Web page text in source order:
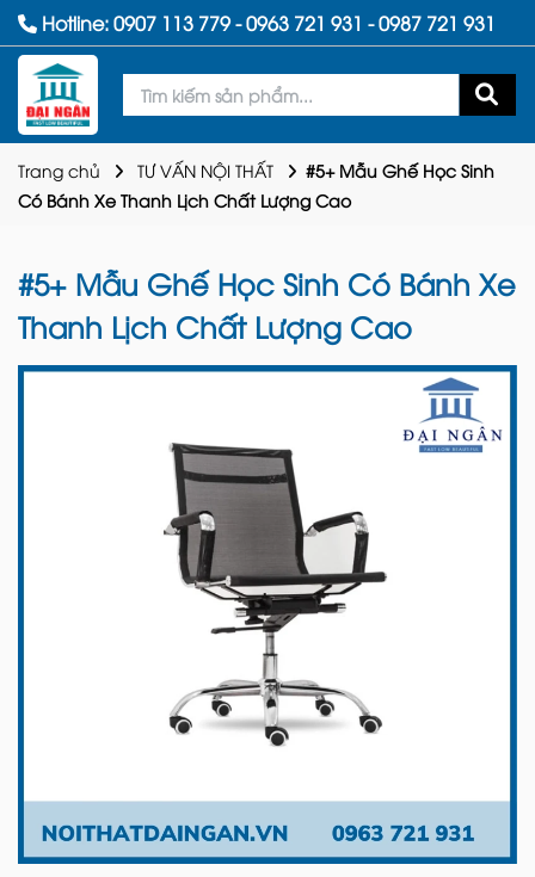
Hotline:0907 113 779-0963 721 931 -0987 721 931
Trang chủ TƯ VẤN NỘI THẤT
#5+ Mẫu Ghế Học Sinh
Có Bánh Xe Thanh Lịch Chất Lượng Cao
#5+ Mẫu Ghế Học Sinh Có Bánh Xe
Thanh Lịch Chất Lượng Cao